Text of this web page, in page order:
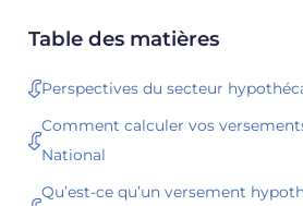
Table des matières
Perspectives du secteur
Comment calculer vos
National
Qu’est-ce qu’un versement